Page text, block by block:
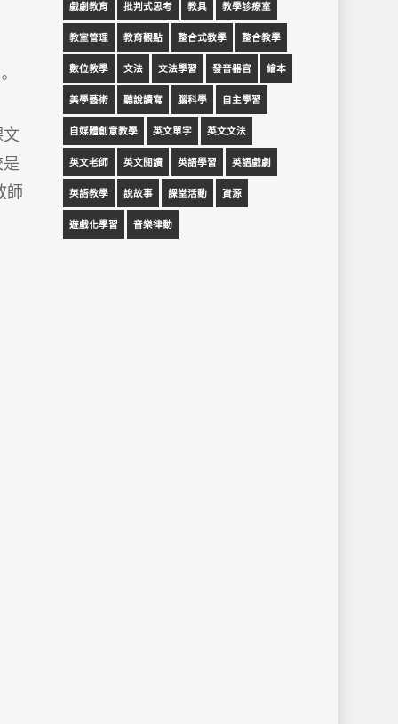
文
師
戲劇教育 批判式思考 教具 教學診療室
教室管理 教育觀點 整合式教學 整合教學
數位教學 文法 文法學習 發音器官 繪本
美學藝術 聽說讀寫 腦科學 自主學習
自媒體創意教學 英文單字 英文文法
英文老師 英文閱讀 英語學習 英語戲劇
英語教學 說故事 課堂活動 資源
遊戲化學習 音樂律動